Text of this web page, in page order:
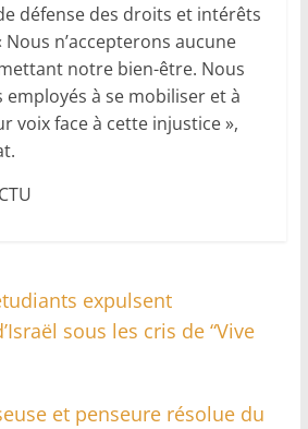
défense des droits et intérêts
n’accepterons aucune
notre bien-être. Nous
à se mobiliser et à
voix face à cette injustice »,
expulsent
sous les cris de “Vive
et penseure résolue du